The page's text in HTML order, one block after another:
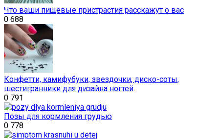
Что ваши пищевые пристрастия расскажут о вас
0 688
Конфетти, камифубуки, звездочки, диско-соты,
шестигранники для дизайна ногтей
0 791
Позы для кормления грудью
0 778